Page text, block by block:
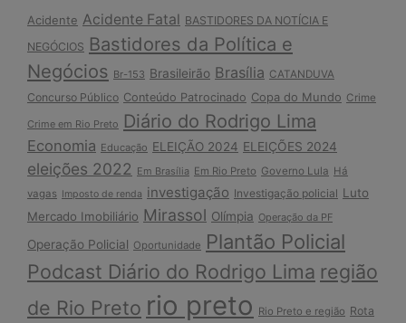
Acidente Acidente Fatal BASTIDORES DA NOTÍCIA E
NEGÓCIOS Bastidores da Política e
Negócios Br-153 Brasileirão Brasília CATANDUVA
Concurso Público Conteúdo Patrocinado Copa do Mundo Crime
Crime em Rio Preto Diário do Rodrigo Lima
Economia Educação ELEIÇÃO 2024 ELEIÇÕES 2024
eleições 2022 Em Brasília Em Rio Preto Governo Lula Há
vagas Imposto de renda investigação Investigação policial Luto
Mercado Imobiliário Mirassol Olímpia Operação da PF
Operação Policial Oportunidade Plantão Policial
Podcast Diário do Rodrigo Lima região
de Rio Preto rio preto Rio Preto e região Rota